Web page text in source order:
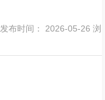
发布时间： 2026-05-26 浏